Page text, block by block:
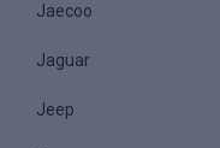
Jaecoo
Jaguar
Jeep